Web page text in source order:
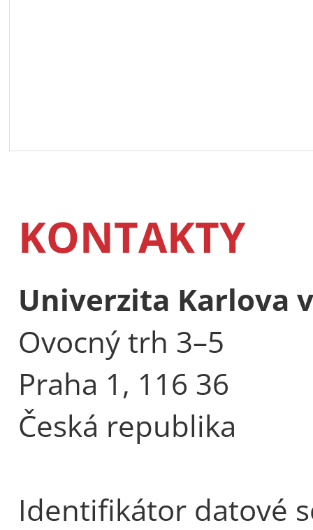
KONTAKTY
Univerzita Karlova
Ovocný trh 3–5
Praha 1, 116 36
Česká republika
Identifikátor datové